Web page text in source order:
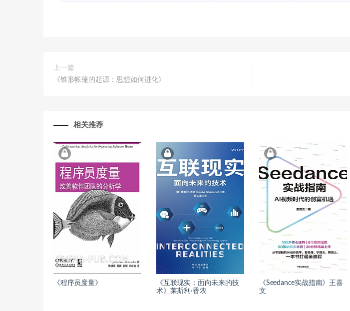
上一篇
《锥形帐篷的起源：思想如何进化》
相关推荐
《程序员度量》
《互联现实：面向未来的技
术》莱斯利·香农
《Seedance实战指南》王喜
文